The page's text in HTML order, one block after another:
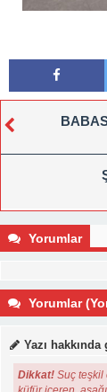
Yorumlar
Yorumlar
Yazı
Dikkat! Suç teşkil